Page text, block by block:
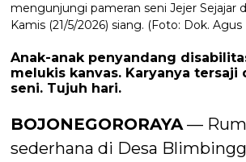
mengunjungi pameran seni Jejer Sejajar
Kamis (21/5/2026) siang. (Foto: Dok. Agus
Anak-anak penyandang
melukis kanvas. Karyanya tersaji
seni. Tujuh hari.
BOJONEGORORAYA—
sederhana di Desa